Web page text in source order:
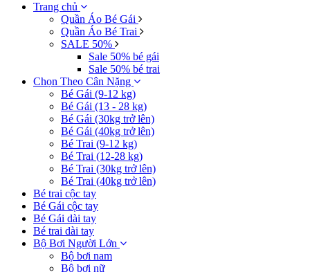
Trang chủ
Quần Áo Bé Gái
Quần Áo Bé Trai
SALE 50%
Sale 50% bé gái
Sale 50% bé trai
Chọn Theo Cân Nặng
Bé Gái (9-12 kg)
Bé Gái (13 - 28 kg)
Bé Gái (30kg trở lên)
Bé Gái (40kg trở lên)
Bé Trai (9-12 kg)
Bé Trai (12-28 kg)
Bé Trai (30kg trở lên)
Bé Trai (40kg trở lên)
Bé trai cộc tay
Bé Gái cộc tay
Bé Gái dài tay
Bé trai dài tay
Bộ Bơi Người Lớn
Bộ bơi nam
Bộ bơi nữ